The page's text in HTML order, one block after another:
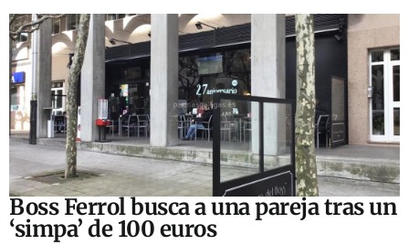
Boss Ferrol busca a una pareja tras un
‘simpa’ de 100 euros